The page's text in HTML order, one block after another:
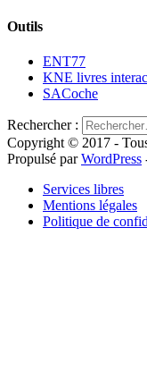
Outils
ENT77
KNE livres
SACoche
Rechercher :
Copyright © 2017 -
Propulsé parWordPress
Services libres
Mentions légales
Politique de